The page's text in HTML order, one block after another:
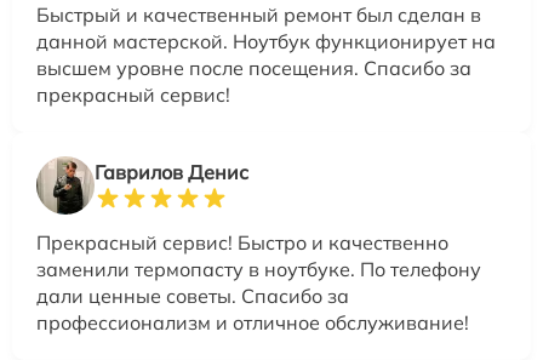
Быстрый и качественный ремонт был сделан в
данной мастерской. Ноутбук функционирует на
высшем уровне после посещения. Спасибо за
прекрасный сервис!
Гаврилов Денис
Прекрасный сервис! Быстро и качественно
заменили термопасту в ноутбуке. По телефону
дали ценные советы. Спасибо за
профессионализм и отличное обслуживание!